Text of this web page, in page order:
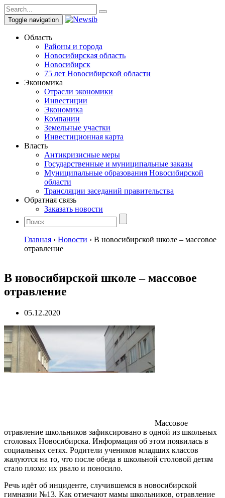
Toggle navigation
Область
Районы и города
Новосибирская область
Новосибирск
75 лет Новосибирской области
Экономика
Отрасли экономики
Инвестиции
Экономика
Компании
Земельные участки
Инвестиционная карта
Власть
Антикризисные меры
Государственные и муниципальные заказы
Муниципальные образования Новосибирской
области
Трансляции заседаний правительства
Обратная связь
Заказать новости
Главная › Новости › В новосибирской школе – массовое
отравление
В новосибирской школе – массовое
отравление
05.12.2020
Массовое
отравление школьников зафиксировано в одной из школьных
столовых Новосибирска. Информация об этом появилась в
социальных сетях. Родители учеников младших классов
жалуются на то, что после обеда в школьной столовой детям
стало плохо: их рвало и поносило.
Речь идёт об инциденте, случившемся в новосибирской
гимназии №13. Как отмечают мамы школьников, отравление